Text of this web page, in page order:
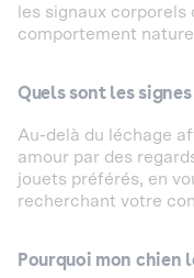
les signaux corporels
comportement
Quels sont les
Au-delà du léchage
amour par des
jouets préférés, en
recherchant votre
Pourquoi mon chien